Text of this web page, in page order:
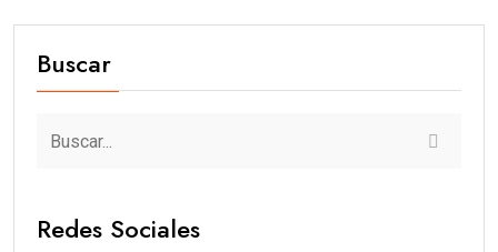
Buscar
Redes Sociales